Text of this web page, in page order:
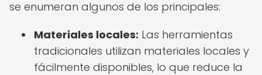
se enumeran algunos de los principales:
Materiales locales: Las herramientas
tradicionales utilizan materiales locales y
fácilmente disponibles, lo que reduce la